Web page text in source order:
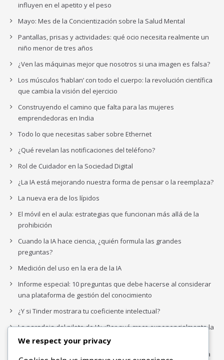
influyen en el apetito y el peso
Mayo: Mes de la Concientización sobre la Salud Mental
Pantallas, prisas y actividades: qué ocio necesita realmente un
niño menor de tres años
¿Ven las máquinas mejor que nosotros si una imagen es falsa?
Los músculos ‘hablan’ con todo el cuerpo: la revolución científica
que cambia la visión del ejercicio
Construyendo el camino que falta para las mujeres
emprendedoras en India
Todo lo que necesitas saber sobre Ethernet
¿Qué revelan las notificaciones del teléfono?
Rol de Cuidador en la Sociedad Digital
¿La IA está mejorando nuestra forma de pensar o la reemplaza?
La nueva era de los lípidos
El móvil en el aula: estrategias que funcionan más allá de la
prohibición
Cuando la IA hace ciencia, ¿quién formula las grandes
preguntas?
Medición del uso en la era de la IA
Informe especial: 10 preguntas que debe hacerse al considerar
una plataforma de gestión del conocimiento
¿Y si Tinder mostrara tu coeficiente intelectual?
La paradoja del piloto de IA: ¿Por qué crece exponencialmente la
complejidad de la IA empresarial?
Los organigramas de marketing se crearon para los canales. La
We respect your privacy